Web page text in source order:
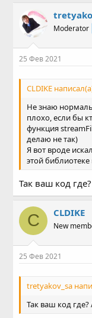
Moderator
25 Фев 2021
CLDIKE
Не знаю
плохо, если бы
функция
делаю не так)
Я вот вроде
этой
Так ваш код
C CLDIKE
New
25 Фев 2021
tretyakov_sa
Так ваш код где?